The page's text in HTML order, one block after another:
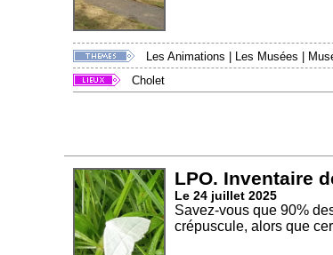
Les Animations | Les Musées |
Cholet
LPO. Inventaire
Le 24 juillet 2025
Savez-vous que 90%
crépuscule, alors que